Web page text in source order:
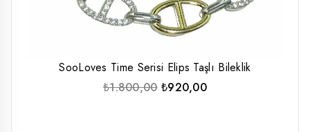
SooLoves Time Serisi Elips Taşlı Bileklik
₺1.800,00 Orijinal
₺920,00Şu